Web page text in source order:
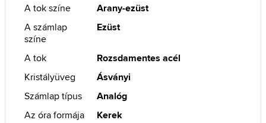
A tok színe
Arany-ezüst
A számlap
színe
Ezüst
A tok
Rozsdamentes acél
Kristályüveg
Ásványi
Számlap típus
Analóg
Az óra formája
Kerek